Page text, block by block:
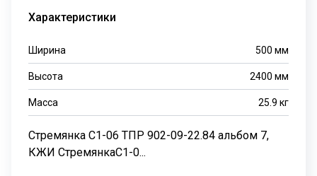
Характеристики
Ширина 500 мм
Высота 2400 мм
Масса 25.9 кг
Стремянка С1-06 ТПР 902-09-22.84 альбом 7,
КЖИ СтремянкаС1-0...